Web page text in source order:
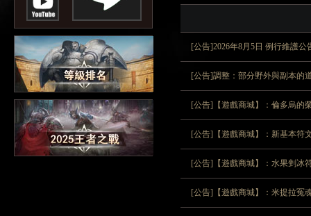
[公告]2026年8月5日 例行維護
[公告]調整：部分野外與副本的
[公告]【遊戲商城】：倫多烏的
[公告]【遊戲商城】：新基本符
[公告]【遊戲商城】：水果剉冰
[公告]【遊戲商城】：米提拉冤